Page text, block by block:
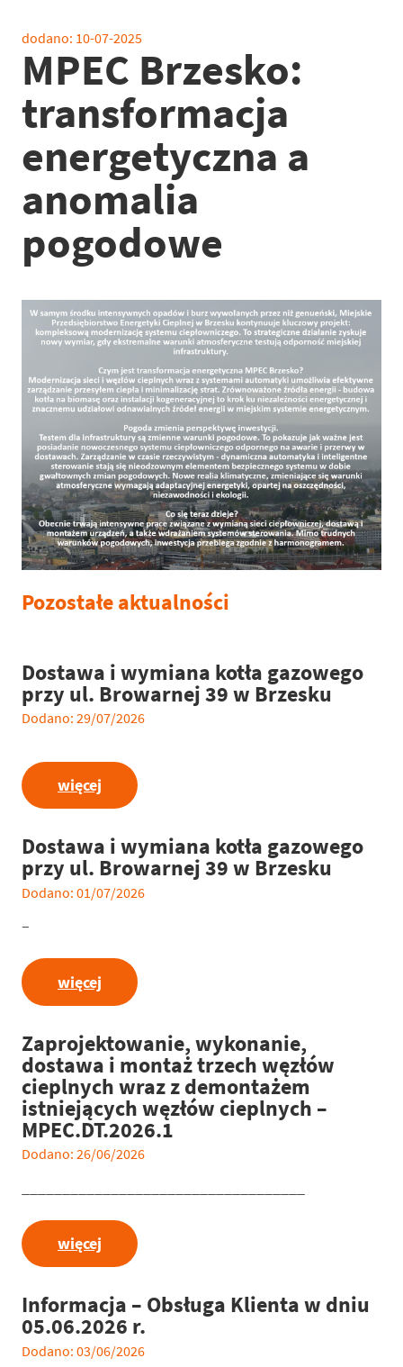
dodano: 10-07-2025
MPEC Brzesko:
transformacja
energetyczna a
anomalia
pogodowe
Pozostałe aktualności
Dostawa i wymiana kotła gazowego
przy ul. Browarnej 39 w Brzesku
Dodano: 29/07/2026
więcej
Dostawa i wymiana kotła gazowego
przy ul. Browarnej 39 w Brzesku
Dodano: 01/07/2026
–
więcej
Zaprojektowanie, wykonanie,
dostawa i montaż trzech węzłów
cieplnych wraz z demontażem
istniejących węzłów cieplnych –
MPEC.DT.2026.1
Dodano: 26/06/2026
więcej
Informacja – Obsługa Klienta w dniu
05.06.2026 r.
Dodano: 03/06/2026